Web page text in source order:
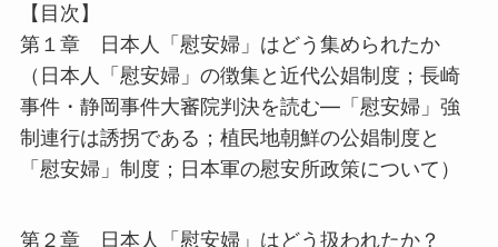
【目次】
第１章 日本人「慰安婦」はどう集められたか
（日本人「慰安婦」の徴集と近代公娼制度；長崎
事件・静岡事件大審院判決を読む―「慰安婦」強
制連行は誘拐である；植民地朝鮮の公娼制度と
「慰安婦」制度；日本軍の慰安所政策について）
第２章 日本人「慰安婦」はどう扱われたか？